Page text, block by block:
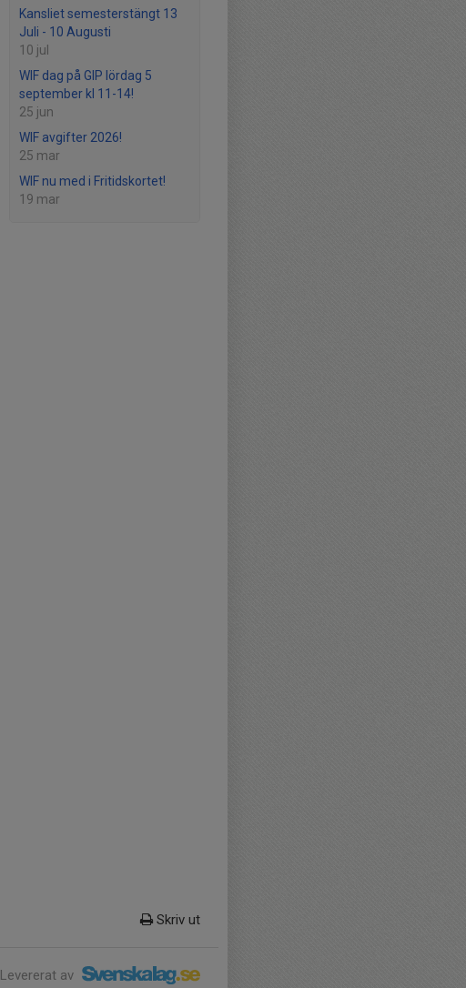
Kansliet semesterstängt 13
Juli - 10 Augusti
10 jul
WIF dag på GIP lördag 5
september kl 11-14!
25 jun
WIF avgifter 2026!
25 mar
WIF nu med i Fritidskortet!
19 mar
Skriv ut
Levererat av